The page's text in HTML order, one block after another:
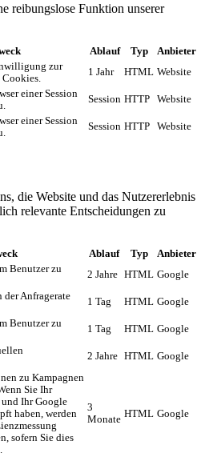
reibungslose Funktion unserer
Ablauf Typ
Anbieter
zur
Cookies.
1 Jahr HTML Website
einer Session
Session HTTP Website
einer Session
Session HTTP Website
die Website und das Nutzererlebnis
relevante Entscheidungen zu
Ablauf Typ
Anbieter
Benutzer zu
2 Jahre HTML Google
der Anfragerate
1 Tag HTML Google
Benutzer zu
1 Tag HTML Google
2 Jahre HTML Google
zu Kampagnen
Sie Ihr
Ihr Google
haben, werden
sofern Sie dies
3
Monate HTML Google